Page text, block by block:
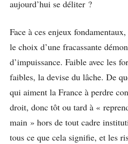
aujourd’hui se déliter ?
Face à ces enjeux
le choix d’une fracassante
d’impuissance. Faible avec les
faibles, la devise du lâche. De
qui aiment la France à perdre
droit, donc tôt ou tard à «
main » hors de tout cadre
tous ce que cela signifie, et les